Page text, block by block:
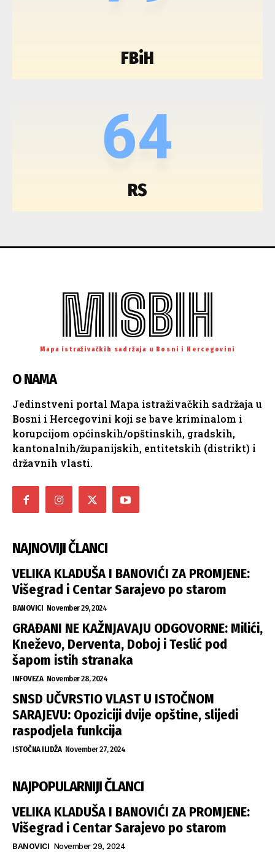
FBiH
64
RS
MISBIH
Mapa istraživačkih sadržaja u Bosni i Hercegovini
O NAMA
Jedinstveni portal Mapa istraživačkih sadržaja u
Bosni i Hercegovini koji se bave kriminalom i
korupcijom općinskih/opštinskih, gradskih,
kantonalnih/županijskih, entitetskih (distrikt) i
državnih vlasti.
NAJNOVIJI ČLANCI
VELIKA KLADUŠA I BANOVIĆI ZA PROMJENE:
Višegrad i Centar Sarajevo po starom
BANOVICI November 29, 2024
GRAĐANI NE KAŽNJAVAJU ODGOVORNE: Milići,
Kneževo, Derventa, Doboj i Teslić pod
šapom istih stranaka
INFOVEZA November 28, 2024
SNSD UČVRSTIO VLAST U ISTOČNOM
SARAJEVU: Opoziciji dvije opštine, slijedi
raspodjela funkcija
ISTOČNA ILIDŽA November 27, 2024
NAJPOPULARNIJI ČLANCI
VELIKA KLADUŠA I BANOVIĆI ZA PROMJENE:
Višegrad i Centar Sarajevo po starom
BANOVICI November 29, 2024